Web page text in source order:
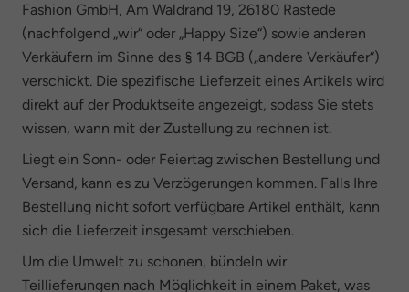
Fashion GmbH, Am Waldrand 19, 26180 Rastede
(nachfolgend „wir“ oder „Happy Size“) sowie anderen
Verkäufern im Sinne des § 14 BGB („andere Verkäufer“)
verschickt. Die spezifische Lieferzeit eines Artikels wird
direkt auf der Produktseite angezeigt, sodass Sie stets
wissen, wann mit der Zustellung zu rechnen ist.
Liegt ein Sonn- oder Feiertag zwischen Bestellung und
Versand, kann es zu Verzögerungen kommen. Falls Ihre
Bestellung nicht sofort verfügbare Artikel enthält, kann
sich die Lieferzeit insgesamt verschieben.
Um die Umwelt zu schonen, bündeln wir
Teillieferungen nach Möglichkeit in einem Paket, was